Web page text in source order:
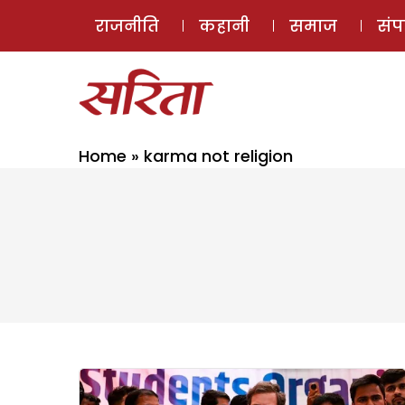
राजनीति कहानी समाज
Home » karma not religion